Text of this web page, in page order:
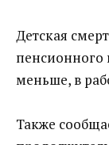
Детская
пенсионного
меньше, в
Также